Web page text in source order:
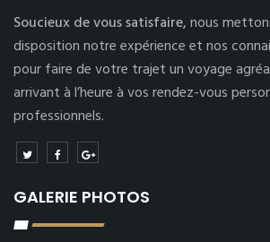
Soucieux de vous satisfaire,nous
disposition notre expérience et nos
pour faire de votre trajet un voyage
arrivant à l’heure à vos rendez-vous
professionnels.
GALERIE PHOTOS